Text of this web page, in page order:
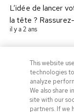
L’idée de lancer
la tête ?
il y a 2 ans
À propos
Codes Promo
This website
technologies
analyze
We also share
site with our
partners. If